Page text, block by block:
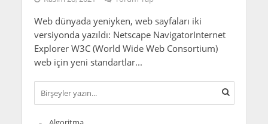
Web dünyada yeniyken, web sayfaları iki
versiyonda yazıldı: Netscape NavigatorInternet
Explorer W3C (World Wide Web Consortium)
web için yeni standartlar...